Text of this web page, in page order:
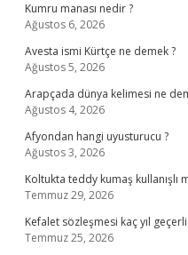
Kumru manası nedir ?
Ağustos 6, 2026
Avesta ismi Kürtçe ne demek ?
Ağustos 5, 2026
Arapçada dünya kelimesi ne
Ağustos 4, 2026
Afyondan hangi uyusturucu ?
Ağustos 3, 2026
Koltukta teddy kumaş kullanışlı
Temmuz 29, 2026
Kefalet sözleşmesi kaç yıl geçerli
Temmuz 25, 2026